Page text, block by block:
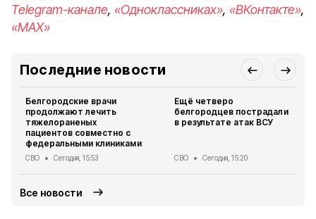
Telegram-канале, «Одноклассниках», «ВКонтакте»,
«MAX»
Последние новости
Белгородские врачи
продолжают лечить
тяжелораненых
пациентов совместно с
федеральными клиниками
СВО Сегодня, 15:53
Ещё четверо
белгородцев пострадали
в результате атак ВСУ
СВО Сегодня, 15:20
Все новости